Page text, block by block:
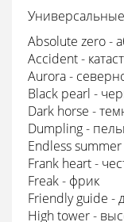
Absolute zero -
Accident -
Aurora -
Black pearl -
Dark horse -
Dumpling -
Endless
Frank heart -
Freak - фрик
Friendly guide -
High tower -